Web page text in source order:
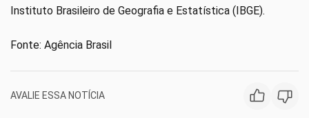
Instituto Brasileiro de Geografia e Estatística (IBGE).
Fonte: Agência Brasil
AVALIE ESSA NOTÍCIA